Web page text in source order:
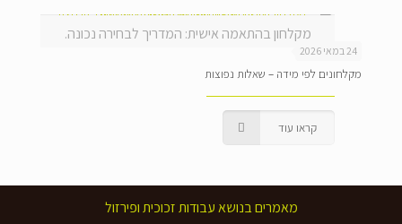
מקלחון בהתאמה אישית: המדריך לבחירה נכונה.
24 במאי 2026
מקלחונים לפי מידה – שאלות נפוצות
קראו עוד
מאמרים בנושא עבודות זכוכית ופירזול